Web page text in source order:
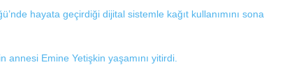
hayata geçirdiği dijital sistemle kağıt kullanımını sona